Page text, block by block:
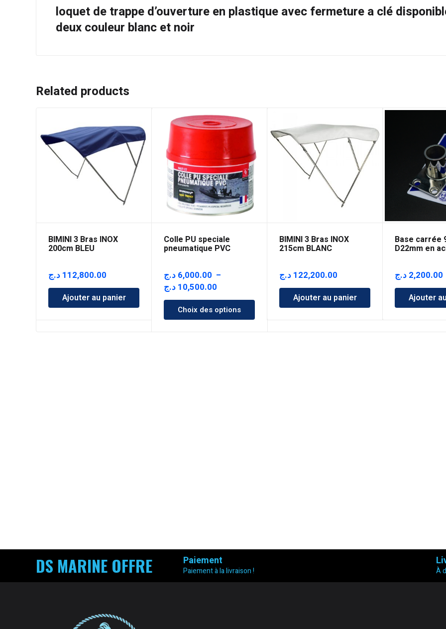
loquet de trappe d’ouverture en plastique avec fermeture a clé
deux couleur blanc et noir
Related products
BIMINI 3 Bras INOX
200cm BLEU
112,800.00 د.ج
Ajouter au panier
Colle PU speciale
pneumatique PVC
6,000.00 د.ج
–
10,500.00 د.ج
de
prix :
6,000.00 د.ج
Choix des options
BIMINI 3 Bras INOX
215cm BLANC
122,200.00 د.ج
Ajouter au panier
Base carrée
D22mm en
2,200.00 د.ج
Ajouter
DS MARINE OFFRE Paiement
Paiement à la livraison ! À